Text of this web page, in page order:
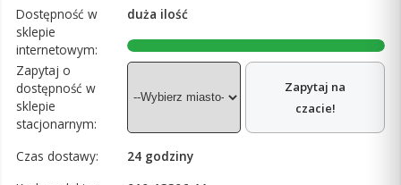
Dostępność w
sklepie
internetowym:
duża ilość
Zapytaj o
dostępność w
sklepie
stacjonarnym:
Zapytaj na
czacie!
Czas dostawy:
24 godziny